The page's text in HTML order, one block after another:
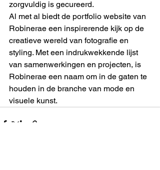
zorgvuldig is gecureerd.
Al met al biedt de portfolio website van
Robinerae een inspirerende kijk op de
creatieve wereld van fotografie en
styling. Met een indrukwekkende lijst
van samenwerkingen en projecten, is
Robinerae een naam om in de gaten te
houden in de branche van mode en
visuele kunst.